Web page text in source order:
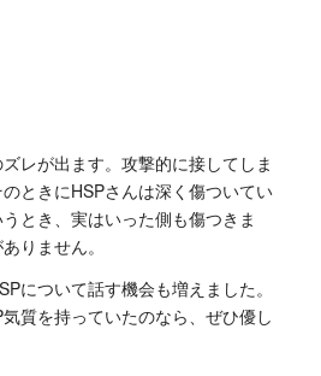
レが出ます。攻撃的に接してしま
ときにHSPさんは深く傷ついてい
とき、実はいった側も傷つきま
りません。
について話す機会も増えました。
質を持っていたのなら、ぜひ優し